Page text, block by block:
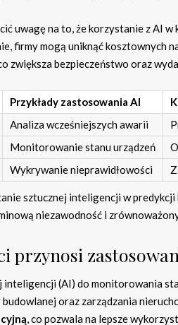
uwagę na to, że korzystanie z AI w
firmy mogą uniknąć kosztownych
zwiększa bezpieczeństwo oraz
Przykłady zastosowania AI
Analiza wcześniejszych awarii
Monitorowanie stanu urządzeń
Wykrywanie nieprawidłowości
sztucznej inteligencji w
niezawodność i
przynosi
inteligencji (AI) do monitorowania
budowlanej oraz zarządzania
, co pozwala na lepsze